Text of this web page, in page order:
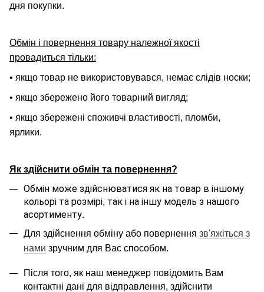
дня покупки.
Обмін і повернення товару належної якості
провадиться тільки:
• якщо товар не використовувався, немає слідів носки;
• якщо збережено його товарний вигляд;
• якщо збережені споживчі властивості, пломби,
ярлики.
Як здійснити обмін та повернення?
Обмін може здійснюватися як на товар в іншому
кольорі та розмірі, так і на іншу модель з нашого
асортименту.
Для здійснення обміну або повернення зв'яжіться з
нами зручним для Вас способом.
Після того, як наш менеджер повідомить Вам
контактні дані для відправлення, здійснити